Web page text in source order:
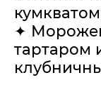
✦
тартаром